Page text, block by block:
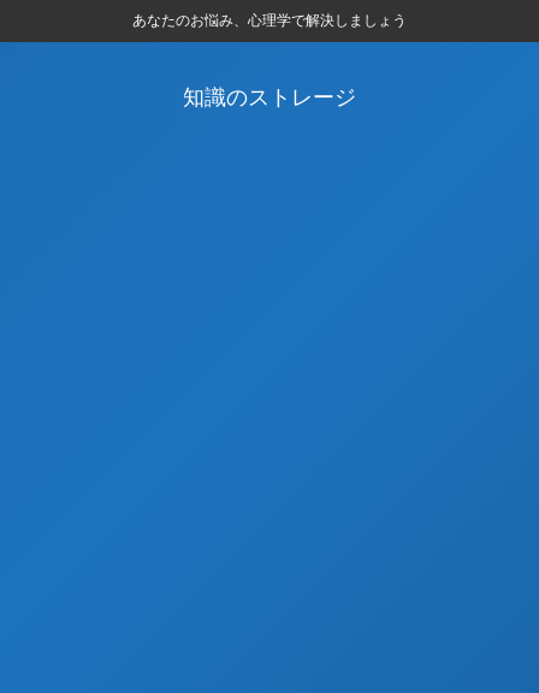
あなたのお悩み、心理学で解決しましょう
知識のストレージ